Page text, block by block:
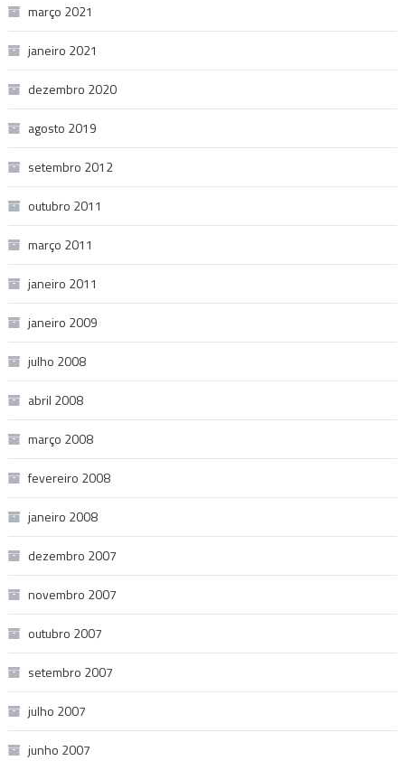
março 2021
janeiro 2021
dezembro 2020
agosto 2019
setembro 2012
outubro 2011
março 2011
janeiro 2011
janeiro 2009
julho 2008
abril 2008
março 2008
fevereiro 2008
janeiro 2008
dezembro 2007
novembro 2007
outubro 2007
setembro 2007
julho 2007
junho 2007